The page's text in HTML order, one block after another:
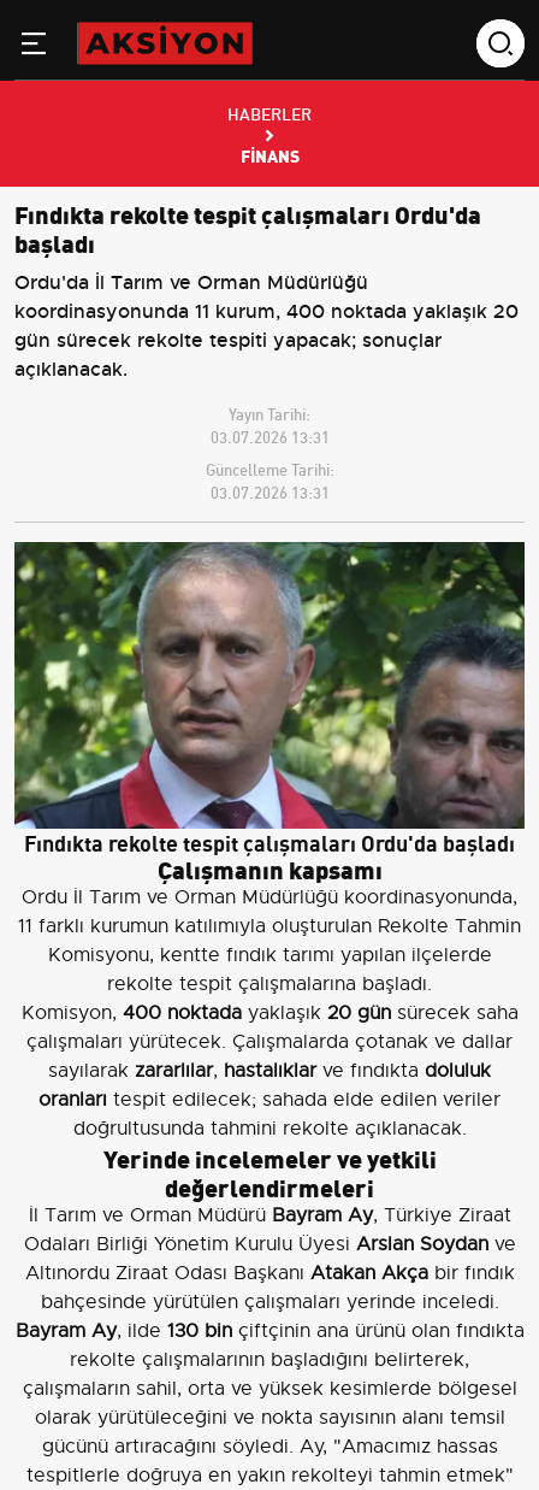
HABERLER
FINANS
Fındıkta rekolte tespit çalışmaları Ordu'da
başladı
Ordu'da İl Tarım ve Orman Müdürlüğü
koordinasyonunda 11 kurum, 400 noktada yaklaşık 20
gün sürecek rekolte tespiti yapacak; sonuçlar
açıklanacak.
Yayın Tarihi:
03.07.2026 13:31
Güncelleme Tarihi:
03.07.2026 13:31
Fındıkta rekolte tespit çalışmaları Ordu'da başladı
Çalışmanın kapsamı
Ordu İl Tarım ve Orman Müdürlüğü koordinasyonunda,
11 farklı kurumun katılımıyla oluşturulan Rekolte Tahmin
Komisyonu, kentte fındık tarımı yapılan ilçelerde
rekolte tespit çalışmalarına başladı.
Komisyon, 400 noktadayaklaşık 20 günsürecek saha
çalışmaları yürütecek. Çalışmalarda çotanak ve dallar
sayılarak zararlılar, hastalıklarve fındıkta doluluk
oranları tespit edilecek; sahada elde edilen veriler
doğrultusunda tahmini rekolte açıklanacak.
Yerinde incelemeler ve yetkili
değerlendirmeleri
İl Tarım ve Orman Müdürü Bayram Ay, Türkiye Ziraat
Odaları Birliği Yönetim Kurulu Üyesi Arslan Soydanve
Altınordu Ziraat Odası Başkanı Atakan Akçabir fındık
bahçesinde yürütülen çalışmaları yerinde inceledi.
Bayram Ay, ilde 130 binçiftçinin ana ürünü olan fındıkta
rekolte çalışmalarının başladığını belirterek,
çalışmaların sahil, orta ve yüksek kesimlerde bölgesel
olarak yürütüleceğini ve nokta sayısının alanı temsil
gücünü artıracağını söyledi. Ay, "Amacımız hassas
tespitlerle doğruya en yakın rekolteyi tahmin etmek"